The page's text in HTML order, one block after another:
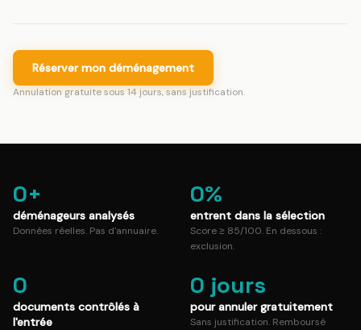
Réserver mon déménagement
Annulation gratuite sous 14 jours, sans justification.
0+
déménageurs analysés
Données réelles. Pas d'annuaire.
0%
entrent dans la sélection
Score ≥ 85/100. En dessous :
exclusion.
0
documents contrôlés à
l'entrée
0 jours
pour annuler gratuitement
Sans justification. Remboursé